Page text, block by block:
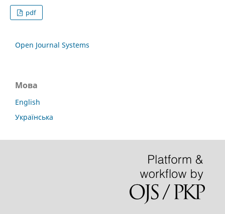
pdf
Open Journal Systems
Мова
English
Українська